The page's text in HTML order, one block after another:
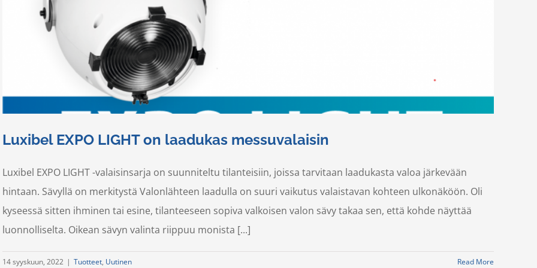
Luxibel EXPO LIGHT on laadukas messuvalaisin
Luxibel EXPO LIGHT -valaisinsarja on suunniteltu tilanteisiin, joissa tarvitaan laadukasta valoa järkevään
hintaan. Sävyllä on merkitystä Valonlähteen laadulla on suuri vaikutus valaistavan kohteen ulkonäköön. Oli
kyseessä sitten ihminen tai esine, tilanteeseen sopiva valkoisen valon sävy takaa sen, että kohde näyttää
luonnolliselta. Oikean sävyn valinta riippuu monista [...]
14 syyskuun, 2022 | Tuotteet, Uutinen Read More